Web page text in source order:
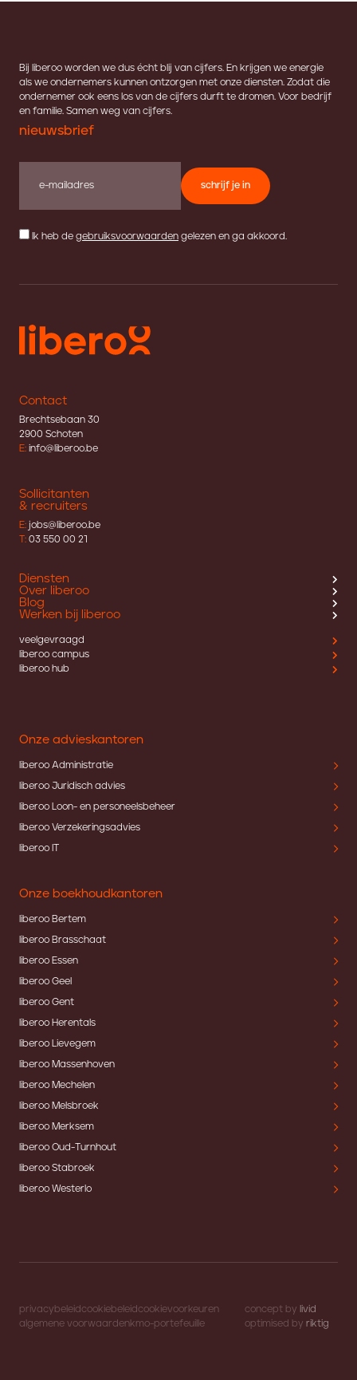
Bij liberoo worden we dus écht blij van cijfers. En krijgen we energie
als we ondernemers kunnen ontzorgen met onze diensten. Zodat die
ondernemer ook eens los van de cijfers durft te dromen. Voor bedrijf
en familie. Samen weg van cijfers.
nieuwsbrief
schrijf je in
Ik heb de gebruiksvoorwaarden gelezen en ga akkoord.
Contact
Brechtsebaan 30
2900 Schoten
E: info@liberoo.be
Sollicitanten
& recruiters
E: jobs@liberoo.be
T: 03 550 00 21
Diensten
Over liberoo
Blog
Werken bij liberoo
veelgevraagd
liberoo campus
liberoo hub
Onze advieskantoren
liberoo Administratie
liberoo Juridisch advies
liberoo Loon- en personeelsbeheer
liberoo Verzekeringsadvies
liberoo IT
Onze boekhoudkantoren
liberoo Bertem
liberoo Brasschaat
liberoo Essen
liberoo Geel
liberoo Gent
liberoo Herentals
liberoo Lievegem
liberoo Massenhoven
liberoo Mechelen
liberoo Melsbroek
liberoo Merksem
liberoo Oud-Turnhout
liberoo Stabroek
liberoo Westerlo
privacybeleidcookiebeleidcookievoorkeuren
algemene voorwaardenkmo-portefeuille
concept by livid
optimised byriktig